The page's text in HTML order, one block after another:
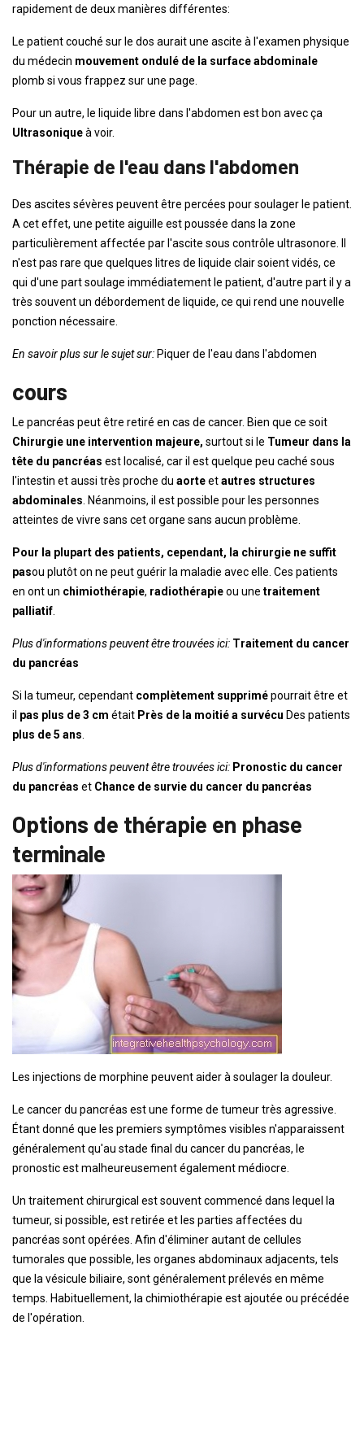
rapidement de deux manières différentes:
Le patient couché sur le dos aurait une ascite à l'examen physique
du médecin mouvement ondulé de la surface abdominale
plomb si vous frappez sur une page.
Pour un autre, le liquide libre dans l'abdomen est bon avec ça
Ultrasoniqueà voir.
Thérapie de l'eau dans l'abdomen
Des ascites sévères peuvent être percées pour soulager le patient.
A cet effet, une petite aiguille est poussée dans la zone
particulièrement affectée par l'ascite sous contrôle ultrasonore. Il
n'est pas rare que quelques litres de liquide clair soient vidés, ce
qui d'une part soulage immédiatement le patient, d'autre part il y a
très souvent un débordement de liquide, ce qui rend une nouvelle
ponction nécessaire.
En savoir plus sur le sujet sur: Piquer de l'eau dans l'abdomen
cours
Le pancréas peut être retiré en cas de cancer. Bien que ce soit
Chirurgie une intervention majeure, surtout si le Tumeur dans la
tête du pancréas est localisé, car il est quelque peu caché sous
l'intestin et aussi très proche du aorteetautres structures
abdominales . Néanmoins, il est possible pour les personnes
atteintes de vivre sans cet organe sans aucun problème.
Pour la plupart des patients, cependant, la chirurgie ne suffit
pasou plutôt on ne peut guérir la maladie avec elle. Ces patients
en ont un chimiothérapie, radiothérapieou une traitement
palliatif
Plus d'informations peuvent être trouvées ici: Traitement du cancer
du pancréas
Si la tumeur, cependant complètement supprimépourrait être et
il pas plus de 3 cm était Près de la moitié a survécu Des patients
plus de 5 ans
Plus d'informations peuvent être trouvées ici: Pronostic du cancer
du pancréas et Chance de survie du cancer du pancréas
Options de thérapie en phase
terminale
Les injections de morphine peuvent aider à soulager la douleur.
Le cancer du pancréas est une forme de tumeur très agressive.
Étant donné que les premiers symptômes visibles n'apparaissent
généralement qu'au stade final du cancer du pancréas, le
pronostic est malheureusement également médiocre.
Un traitement chirurgical est souvent commencé dans lequel la
tumeur, si possible, est retirée et les parties affectées du
pancréas sont opérées. Afin d'éliminer autant de cellules
tumorales que possible, les organes abdominaux adjacents, tels
que la vésicule biliaire, sont généralement prélevés en même
temps. Habituellement, la chimiothérapie est ajoutée ou précédée
de l'opération.